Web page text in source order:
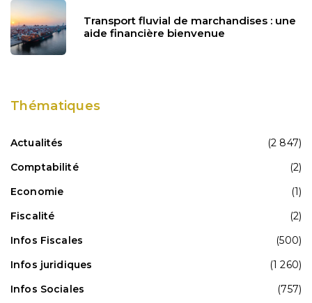
Transport fluvial de marchandises : une
aide financière bienvenue
Thématiques
Actualités
(2 847)
Comptabilité
(2)
Economie
(1)
Fiscalité
(2)
Infos Fiscales
(500)
Infos juridiques
(1 260)
Infos Sociales
(757)